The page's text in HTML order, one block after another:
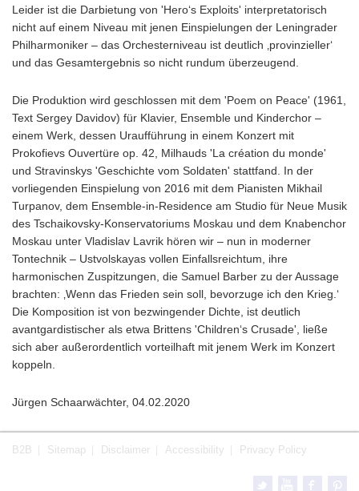
Leider ist die Darbietung von 'Hero‘s Exploits' interpretatorisch
nicht auf einem Niveau mit jenen Einspielungen der Leningrader
Philharmoniker – das Orchesterniveau ist deutlich ‚provinzieller‘
und das Gesamtergebnis so nicht rundum überzeugend.
Die Produktion wird geschlossen mit dem 'Poem on Peace' (1961,
Text Sergey Davidov) für Klavier, Ensemble und Kinderchor –
einem Werk, dessen Uraufführung in einem Konzert mit
Prokofievs Ouvertüre op. 42, Milhauds 'La création du monde'
und Stravinskys 'Geschichte vom Soldaten' stattfand. In der
vorliegenden Einspielung von 2016 mit dem Pianisten Mikhail
Turpanov, dem Ensemble-in-Residence am Studio für Neue Musik
des Tschaikovsky-Konservatoriums Moskau und dem Knabenchor
Moskau unter Vladislav Lavrik hören wir – nun in moderner
Tontechnik – Ustvolskayas vollen Einfallsreichtum, ihre
harmonischen Zuspitzungen, die Samuel Barber zu der Aussage
brachten: ‚Wenn das Frieden sein soll, bevorzuge ich den Krieg.‘
Die Komposition ist von bezwingender Dichte, ist deutlich
avantgardistischer als etwa Brittens 'Children‘s Crusade', ließe
sich aber außerordentlich vorteilhaft mit jenem Werk im Konzert
koppeln.
Jürgen Schaarwächter, 04.02.2020
B2B Sitemap Disclaimer Accessibility Privacy Policy